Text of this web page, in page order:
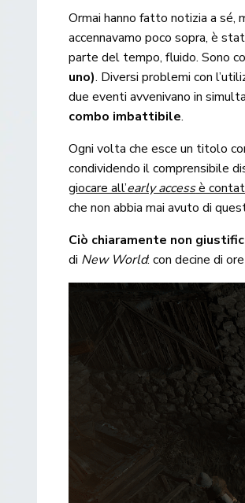
Ormai hanno fatto notizia a sé,
accennavamo poco sopra, è
parte del tempo, fluido. Sono
uno). Diversi problemi con
due eventi avvenivano in
combo imbattibile.
Ogni volta che esce un titolo
condividendo il comprensibile
giocare all’early accessè
che non abbia mai avuto di
Ciò chiaramente non
di New World: con decine di